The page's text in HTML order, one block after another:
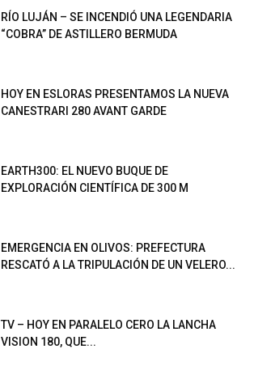
RÍO LUJÁN – SE INCENDIÓ UNA LEGENDARIA
“COBRA” DE ASTILLERO BERMUDA
HOY EN ESLORAS PRESENTAMOS LA NUEVA
CANESTRARI 280 AVANT GARDE
EARTH300: EL NUEVO BUQUE DE
EXPLORACIÓN CIENTÍFICA DE 300 M
EMERGENCIA EN OLIVOS: PREFECTURA
RESCATÓ A LA TRIPULACIÓN DE UN VELERO...
TV – HOY EN PARALELO CERO LA LANCHA
VISION 180, QUE...